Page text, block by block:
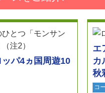
パ4ヵ国周遊10
エ
カ
秋
コ